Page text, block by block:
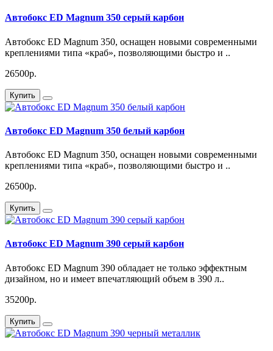
Автобокс ED Magnum 350 серый карбон
Автобокс ED Magnum 350, оснащен новыми современными
креплениями типа «краб», позволяющими быстро и ..
26500р.
Купить
Автобокс ED Magnum 350 белый карбон
Автобокс ED Magnum 350, оснащен новыми современными
креплениями типа «краб», позволяющими быстро и ..
26500р.
Купить
Автобокс ED Magnum 390 серый карбон
Автобокс ED Magnum 390 обладает не только эффектным
дизайном, но и имеет впечатляющий объем в 390 л..
35200р.
Купить